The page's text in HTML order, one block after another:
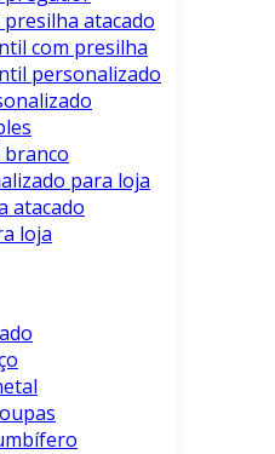
atacado
com presilha
personalizado
para loja
atacado
loja